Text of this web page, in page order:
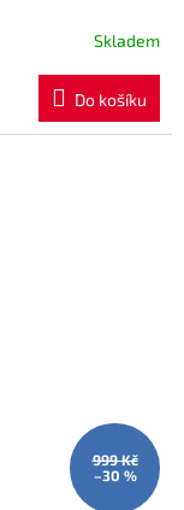
Skladem
Do košíku
999 Kč
–30 %